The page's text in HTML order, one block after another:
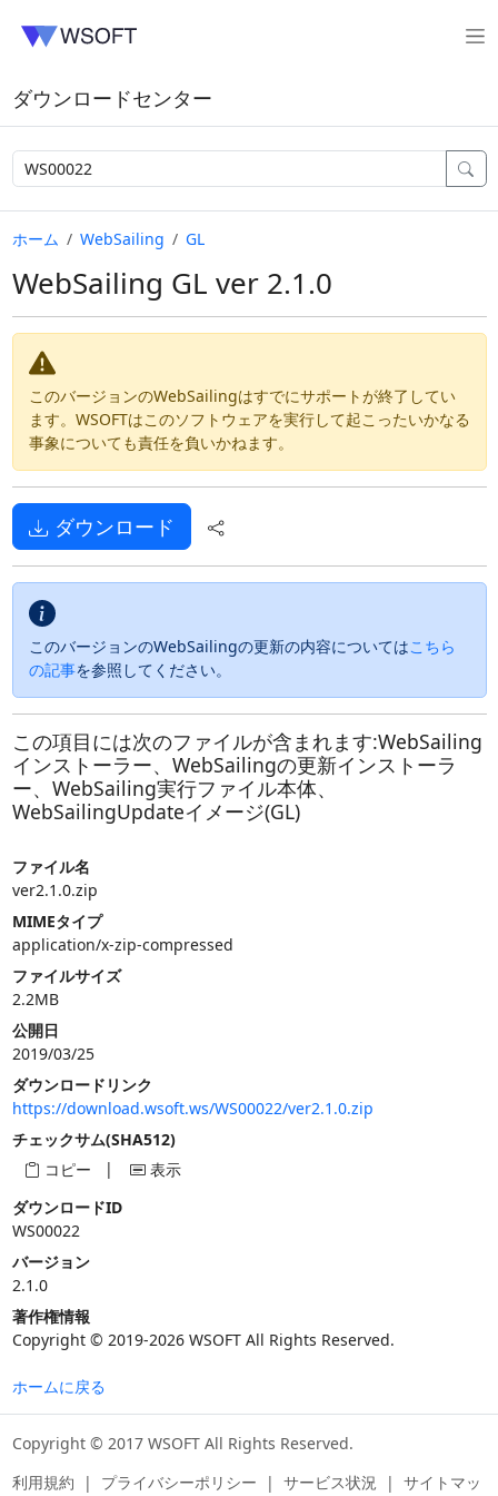
ダウンロードセンター
ホーム WebSailing GL
WebSailing GL ver 2.1.0
このバージョンのWebSailingはすでにサポートが終了してい
ます。WSOFTはこのソフトウェアを実行して起こったいかなる
事象についても責任を負いかねます。
ダウンロード
このバージョンのWebSailingの更新の内容についてはこちら
の記事を参照してください。
この項目には次のファイルが含まれます:WebSailing
インストーラー、WebSailingの更新インストーラ
ー、WebSailing実行ファイル本体、
WebSailingUpdateイメージ(GL)
ファイル名
ver2.1.0.zip
MIMEタイプ
application/x-zip-compressed
ファイルサイズ
2.2MB
公開日
2019/03/25
ダウンロードリンク
https://download.wsoft.ws/WS00022/ver2.1.0.zip
チェックサム(SHA512)
コピー
|
表示
ダウンロードID
WS00022
バージョン
2.1.0
著作権情報
Copyright © 2019-2026 WSOFT All Rights Reserved.
ホームに戻る
Copyright © 2017 WSOFT All Rights Reserved.
利用規約 | プライバシーポリシー | サービス状況| サイトマッ